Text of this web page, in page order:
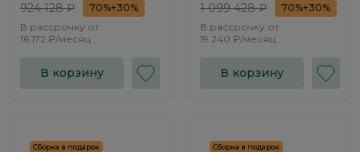
924 128 ₽
70%+30%
В рассрочку от
16 172 ₽/месяц
В корзину
1 099 428 ₽
70%+30%
В рассрочку от
19 240 ₽/месяц
В корзину
Сборка в подарок Сборка в подарок